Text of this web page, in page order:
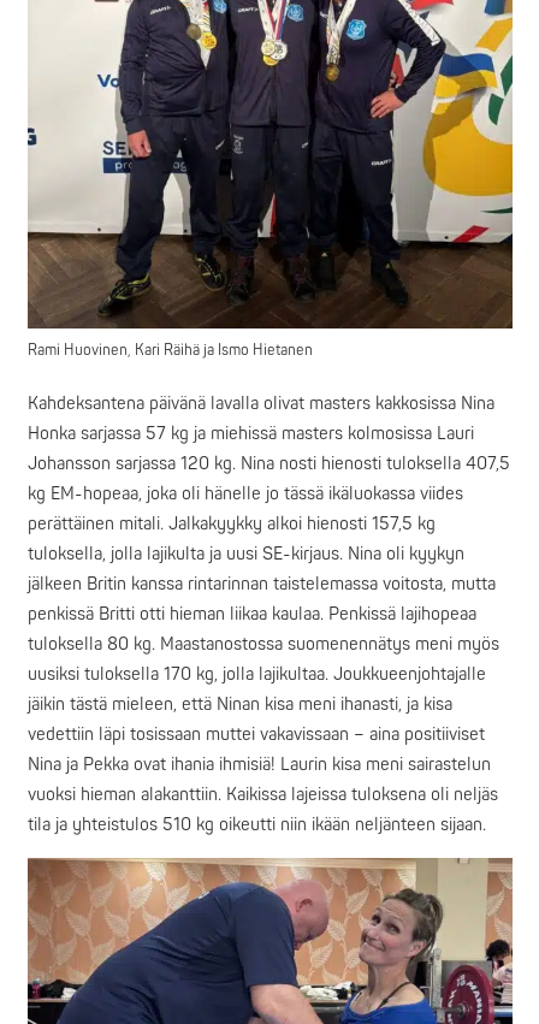
Rami Huovinen, Kari Räihä ja Ismo Hietanen
Kahdeksantena päivänä lavalla olivat masters kakkosissa Nina
Honka sarjassa 57 kg ja miehissä masters kolmosissa Lauri
Johansson sarjassa 120 kg. Nina nosti hienosti tuloksella 407,5
kg EM-hopeaa, joka oli hänelle jo tässä ikäluokassa viides
perättäinen mitali. Jalkakyykky alkoi hienosti 157,5 kg
tuloksella, jolla lajikulta ja uusi SE-kirjaus. Nina oli kyykyn
jälkeen Britin kanssa rintarinnan taistelemassa voitosta, mutta
penkissä Britti otti hieman liikaa kaulaa. Penkissä lajihopeaa
tuloksella 80 kg. Maastanostossa suomenennätys meni myös
uusiksi tuloksella 170 kg, jolla lajikultaa. Joukkueenjohtajalle
jäikin tästä mieleen, että Ninan kisa meni ihanasti, ja kisa
vedettiin läpi tosissaan muttei vakavissaan – aina positiiviset
Nina ja Pekka ovat ihania ihmisiä! Laurin kisa meni sairastelun
vuoksi hieman alakanttiin. Kaikissa lajeissa tuloksena oli neljäs
tila ja yhteistulos 510 kg oikeutti niin ikään neljänteen sijaan.